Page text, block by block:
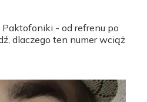
- od refrenu po
dlaczego ten numer wciąż